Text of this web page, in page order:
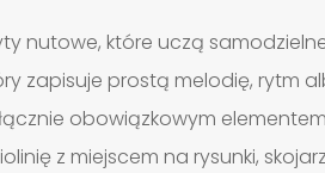
nutowe, które uczą
zapisuje prostą melodię, rytm
obowiązkowym
z miejscem na rysunki,